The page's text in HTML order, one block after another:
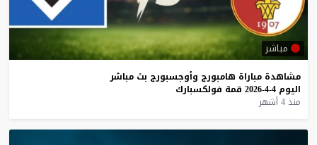
مباشر
مشاهدة مباراة هامبورج وأوجسبورج بث مباشر
اليوم 4-4-2026 قمة فولكسبارك
منذ 4 أشهر